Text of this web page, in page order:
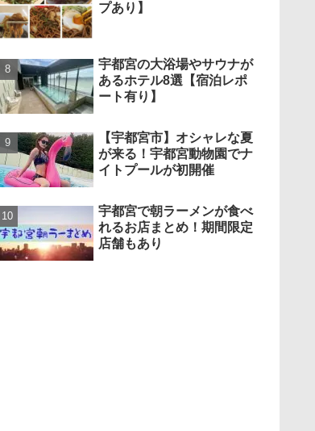
プあり】
宇都宮の大浴場やサウナが
あるホテル8選【宿泊レポ
ート有り】
【宇都宮市】オシャレな夏
が来る！宇都宮動物園でナ
イトプールが初開催
宇都宮で朝ラーメンが食べ
れるお店まとめ！期間限定
店舗もあり